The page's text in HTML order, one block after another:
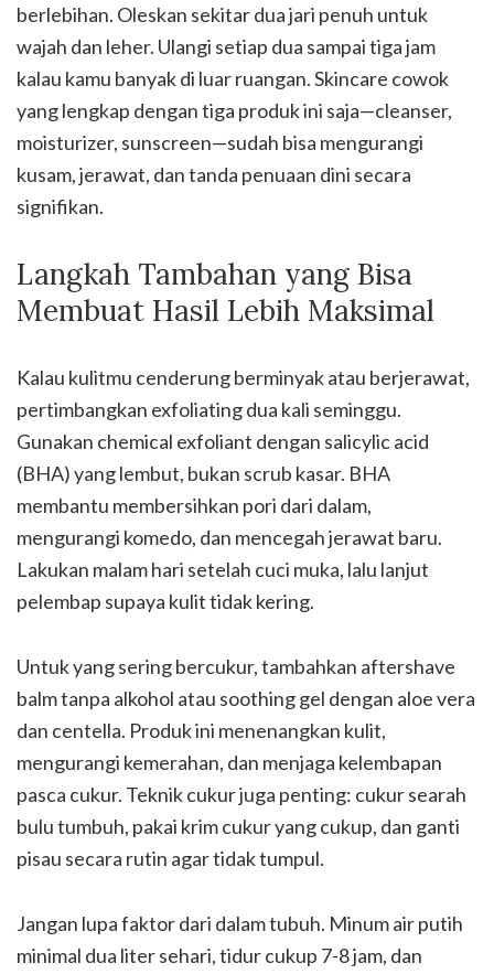
berlebihan. Oleskan sekitar dua jari penuh untuk
wajah dan leher. Ulangi setiap dua sampai tiga jam
kalau kamu banyak di luar ruangan. Skincare cowok
yang lengkap dengan tiga produk ini saja—cleanser,
moisturizer, sunscreen—sudah bisa mengurangi
kusam, jerawat, dan tanda penuaan dini secara
signifikan.
Langkah Tambahan yang Bisa
Membuat Hasil Lebih Maksimal
Kalau kulitmu cenderung berminyak atau berjerawat,
pertimbangkan exfoliating dua kali seminggu.
Gunakan chemical exfoliant dengan salicylic acid
(BHA) yang lembut, bukan scrub kasar. BHA
membantu membersihkan pori dari dalam,
mengurangi komedo, dan mencegah jerawat baru.
Lakukan malam hari setelah cuci muka, lalu lanjut
pelembap supaya kulit tidak kering.
Untuk yang sering bercukur, tambahkan aftershave
balm tanpa alkohol atau soothing gel dengan aloe vera
dan centella. Produk ini menenangkan kulit,
mengurangi kemerahan, dan menjaga kelembapan
pasca cukur. Teknik cukur juga penting: cukur searah
bulu tumbuh, pakai krim cukur yang cukup, dan ganti
pisau secara rutin agar tidak tumpul.
Jangan lupa faktor dari dalam tubuh. Minum air putih
minimal dua liter sehari, tidur cukup 7-8 jam, dan